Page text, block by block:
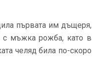
първата им дъщеря,
с мъжка рожба, като в
челяд била по-скоро